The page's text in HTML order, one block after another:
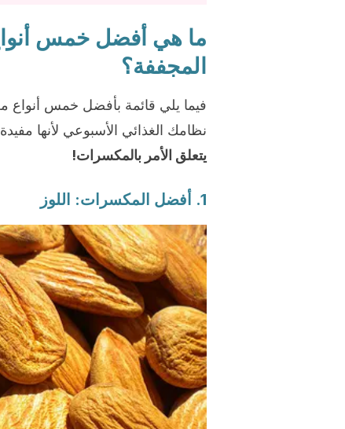
ما هي أفضل خمس
المجففة؟
فيما يلي قائمة بأفضل خمس أنواع
نظامك الغذائي الأسبوعي لأنها
يتعلق الأمر بالمكسرات!
1. أفضل المكسرات: اللوز